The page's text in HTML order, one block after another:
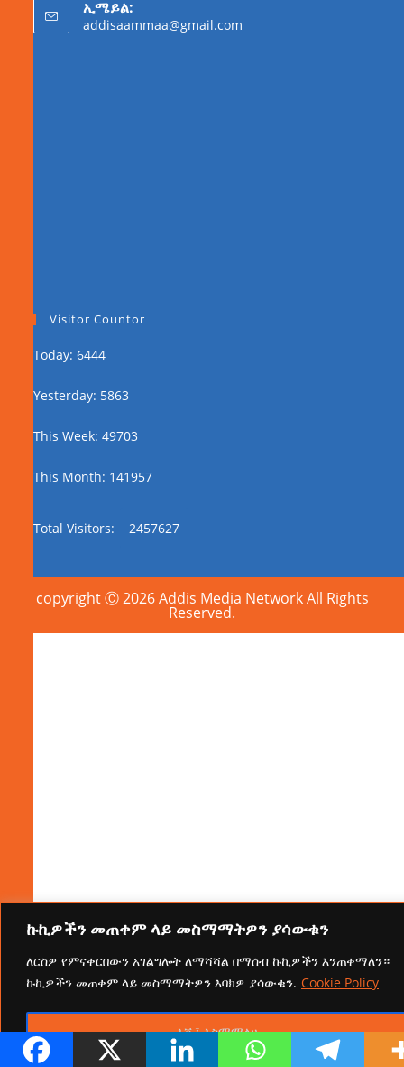
ኩኪዎችን መጠቀም ላይ መስማማትዎን ያሳውቁን
ለርስዎ የምናቀርበውን አገልግሎት ለማሻሻል በማሰብ ኩኪዎችን እንጠቀማለን።
ኩኪዎችን መጠቀም ላይ መስማማትዎን እባክዎ ያሳውቁን. Cookie Policy
እሺ፤ እስማማለሁ
ኢሜይል:
addisaammaa@gmail.com
Visitor Countor
Today: 6444
Yesterday: 5863
This Week: 49703
This Month: 141957
Total Visitors: 2457627
copyright Ⓒ 2026 Addis Media Network All Rights
Reserved.